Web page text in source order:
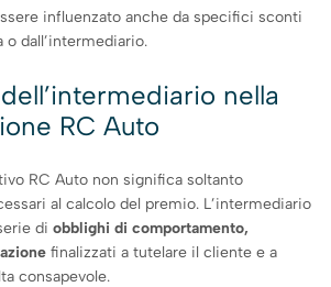
influenzato anche da specifici sconti
o dall’intermediario.
nella
RC Auto
RC Auto non significa soltanto
al calcolo del premio. L’intermediario
di obblighi di comportamento,
finalizzati a tutelare il cliente e a
consapevole.